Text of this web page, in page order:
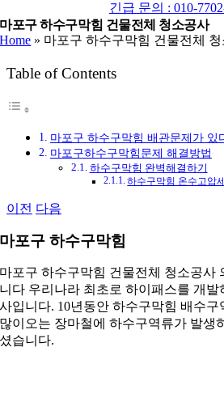
버
블
그
긴급 문의 : 010-
마포구 하수구막힘 건물전체 청소공사
Home » 마포구 하수구막힘 건물전체
Table of Contents
마포구 하수구막힘 배관문제가 있
마포구하수구막힘문제 해결방법
하수구막힘 완벽해결하기
하수구막힘 온수고압
이전 다음
마포구 하수구막힘
마포구 하수구막힘 건물전체 청소공사
니다 우리나라 최초로 하이패스를 개
사입니다. 10년동안 하수구막힘 배수
많이오는 장마철에 하수구역류가 발생
셨습니다.